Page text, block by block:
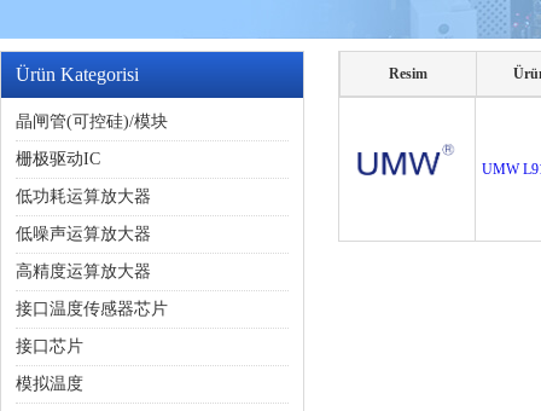
Ürün Kategorisi
晶闸管(可控硅)/模块
栅极驱动IC
低功耗运算放大器
低噪声运算放大器
高精度运算放大器
接口温度传感器芯片
接口芯片
模拟温度
Resim
UMW